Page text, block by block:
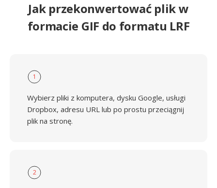
Jak przekonwertować plik w
formacie GIF do formatu LRF
1
Wybierz pliki z komputera, dysku Google, usługi
Dropbox, adresu URL lub po prostu przeciągnij
plik na stronę.
2